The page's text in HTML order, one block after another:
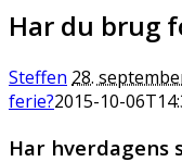
Har du brug
Steffen 28.
ferie?2015-10-
Har hverdagens